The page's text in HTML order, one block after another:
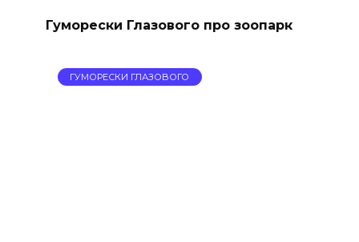
Гуморески Глазового про зоопарк
ГУМОРЕСКИ ГЛАЗОВОГО